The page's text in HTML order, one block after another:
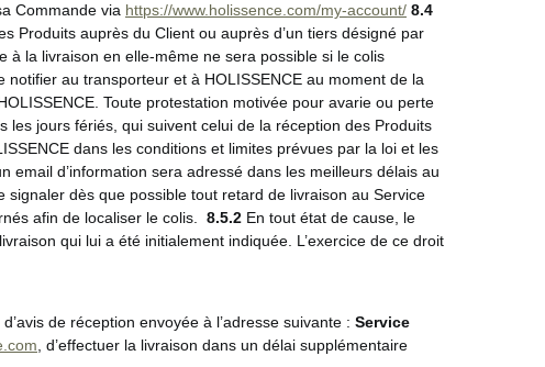
Commande via https://www.holissence.com/my-account/ 8.4
Produits auprès du Client ou auprès d’un tiers désigné par
la livraison en elle-même ne sera possible si le colis
au transporteur et à HOLISSENCE au moment de la
Toute protestation motivée pour avarie ou perte
jours fériés, qui suivent celui de la réception des Produits
dans les conditions et limites prévues par la loi et les
email d’information sera adressé dans les meilleurs délais au
dès que possible tout retard de livraison au Service
afin de localiser le colis.
8.5.2 En tout état de cause, le
qui lui a été initialement indiquée. L’exercice de ce droit
de réception envoyée à l’adresse suivante : Service
d’effectuer la livraison dans un délai supplémentaire